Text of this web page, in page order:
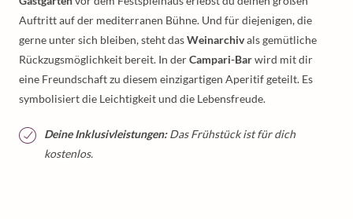
Auftritt auf der mediterranen Bühne. Und für diejenigen, die
gerne unter sich bleiben, steht dasWeinarchivals gemütliche
Rückzugsmöglichkeit bereit. In derCampari-Barwird mit dir
eine Freundschaft zu diesem einzigartigen Aperitif geteilt. Es
symbolisiert die Leichtigkeit und die Lebensfreude.
Deine Inklusivleistungen:Das Frühstück ist für dich
kostenlos.